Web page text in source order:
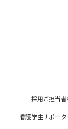
採用ご担当者
看護学生サポー